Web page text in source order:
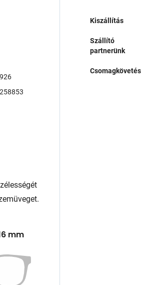
mm
Kiszállítás
Szállító
partnerünk
Csomagkövetés